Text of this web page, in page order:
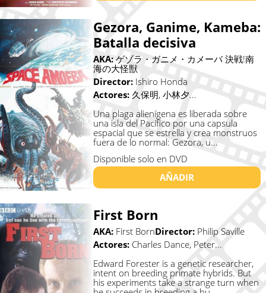
Gezora, Ganime, Kameba:
Batalla decisiva
AKA: ゲゾラ・ガニメ・カメーバ 決戦!南
海の大怪獣
Director: Ishiro Honda
Actores: 久保明, 小林夕...
Una plaga alienígena es liberada sobre
una isla del Pacífico por una capsula
espacial que se estrella y crea monstruos
fuera de lo normal: Gezora, u...
Disponible solo en DVD
AÑADIR
First Born
AKA: First BornDirector: Philip Saville
Actores: Charles Dance, Peter...
Edward Forester is a genetic researcher,
intent on breeding primate hybrids. But
his experiments take a strange turn when